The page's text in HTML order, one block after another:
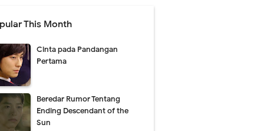
This Month
Cinta pada Pandangan
Pertama
Beredar Rumor Tentang
Ending Descendant of the
Sun